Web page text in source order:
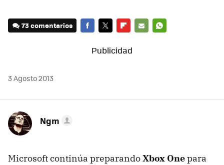
73 comentarios
3 Agosto 2013
Ngm
Microsoft continúa preparandoXbox Onepara